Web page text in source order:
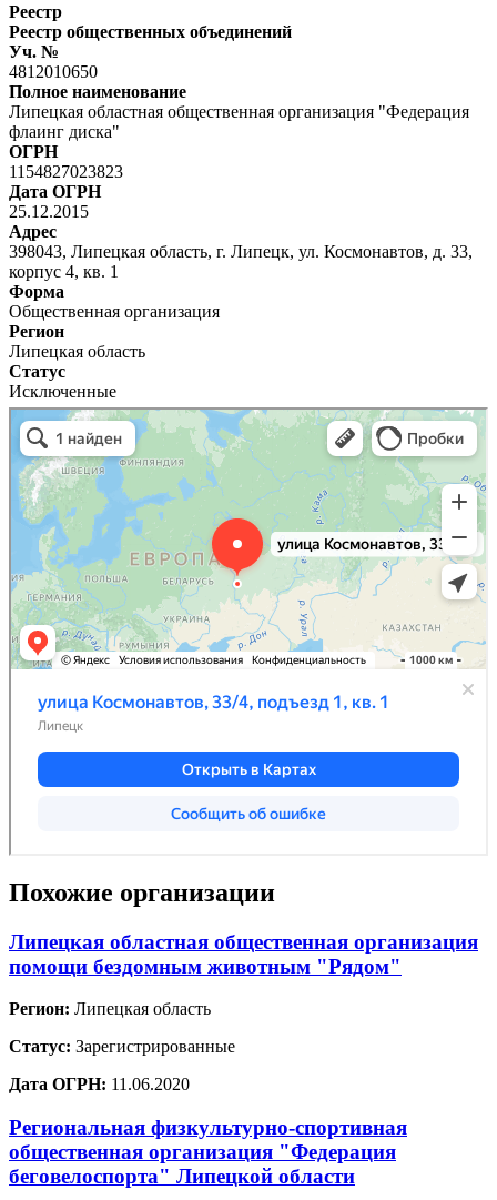
Реестр
Реестр общественных объединений
Уч. №
4812010650
Полное наименование
Липецкая областная общественная организация "Федерация
флаинг диска"
ОГРН
1154827023823
Дата ОГРН
25.12.2015
Адрес
398043, Липецкая область, г. Липецк, ул. Космонавтов, д. 33,
корпус 4, кв. 1
Форма
Общественная организация
Регион
Липецкая область
Статус
Исключенные
Похожие организации
Липецкая областная общественная организация
помощи бездомным животным "Рядом"
Регион: Липецкая область
Статус: Зарегистрированные
Дата ОГРН: 11.06.2020
Региональная физкультурно-спортивная
общественная организация "Федерация
беговелоспорта" Липецкой области